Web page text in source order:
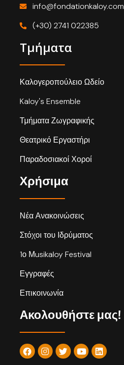
info@fondationkaloy.com
(+30) 2741 022385
Τμήματα
Καλογεροπούλειο Ωδείο
Kaloy's Ensemble
Τμήματα Ζωγραφικής
Θεατρικό Εργαστήρι
Παραδοσιακοί Χοροί
Χρήσιμα
Νέα Ανακοινώσεις
Στόχοι του Ιδρύματος
1ο Μusikaloy Festival
Εγγραφές
Επικοινωνία
Ακολουθήστε μας!